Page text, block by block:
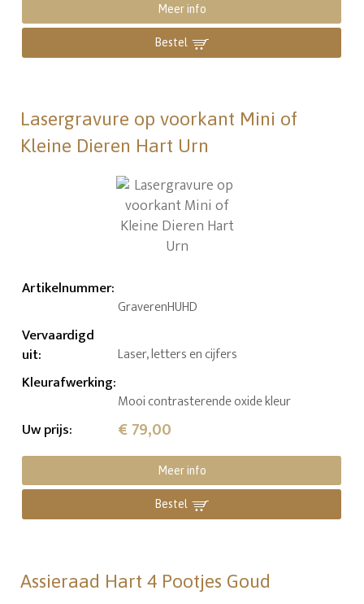
Meer info
Bestel
Lasergravure op voorkant Mini of
Kleine Dieren Hart Urn
Artikelnummer:
GraverenHUHD
Vervaardigd
uit: Laser, letters en cijfers
Kleurafwerking:
Mooi contrasterende oxide kleur
Uw prijs: € 79,00
Meer info
Bestel
Assieraad Hart 4 Pootjes Goud